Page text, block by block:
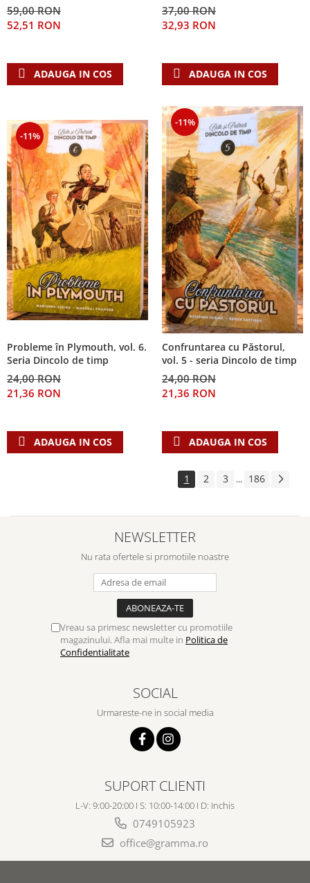
59,00 RON
52,51 RON
ADAUGA IN COS
37,00 RON
32,93 RON
ADAUGA IN COS
-11%
Probleme în Plymouth, vol. 6.
Seria Dincolo de timp
24,00 RON
21,36 RON
ADAUGA IN COS
-11%
Confruntarea cu Păstorul,
vol. 5 - seria Dincolo de timp
24,00 RON
21,36 RON
ADAUGA IN COS
1 2 3 ... 186
NEWSLETTER
Nu rata ofertele si promotiile noastre
Vreau sa primesc newsletter cu promotiile
magazinului. Afla mai multe in Politica de
Confidentialitate
SOCIAL
Urmareste-ne in social media
SUPORT CLIENTI
L-V: 9:00-20:00 I S: 10:00-14:00 I D: Inchis
0749105923
office@gramma.ro